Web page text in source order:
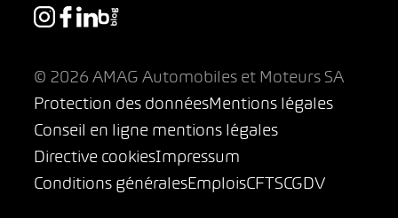
© 2026 AMAG Automobiles et Moteurs SA
Protection des donnéesMentions légales
Conseil en ligne mentions légales
Directive cookiesImpressum
Conditions généralesEmploisCFTSCGDV